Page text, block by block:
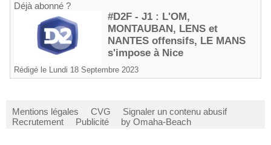
Déjà abonné ?
#D2F - J1 : L'OM,
MONTAUBAN, LENS et
NANTES offensifs, LE MANS
s'impose à Nice
Rédigé le Lundi 18 Septembre 2023
Mentions légales CVG
Signaler un contenu abusif
Recrutement
Publicité by Omaha-Beach